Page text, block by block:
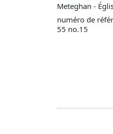
Meteghan -
numéro de
55 no.15